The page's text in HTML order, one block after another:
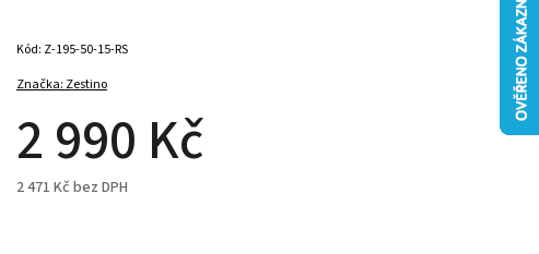
Značka: Zestino
2 990 Kč
2 471 Kč bez DPH
Kód: Z-195-50-15-RS